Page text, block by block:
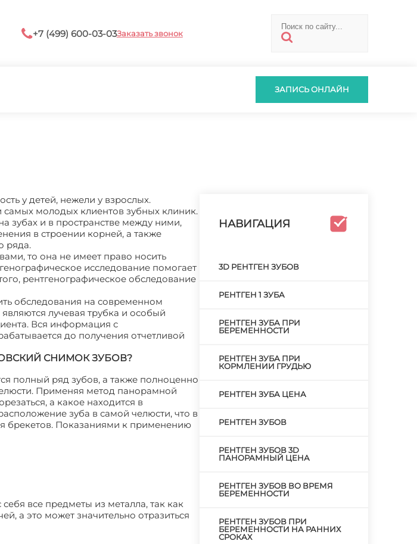
+7 (499) 600-03-03Заказать звонок
ЗАПИСЬ ОНЛАЙН
у детей, нежели у взрослых.
самых молодых клиентов зубных клиник.
зубах и в пространстве между ними,
в строении корней, а также
ряда.
то она не имеет право носить
исследование помогает
рентгенографическое обследование
обследования на современном
лучевая трубка и особый
Вся информация с
до получения отчетливой
СНИМОК ЗУБОВ?
полный ряд зубов, а также полноценно
Применяя метод панорамной
а какое находится в
зуба в самой челюсти, что в
брекетов. Показаниями к применению
все предметы из металла, так как
а это может значительно отразиться
НАВИГАЦИЯ
3D РЕНТГЕН ЗУБОВ
РЕНТГЕН 1 ЗУБА
РЕНТГЕН ЗУБА ПРИ
БЕРЕМЕННОСТИ
РЕНТГЕН ЗУБА ПРИ
КОРМЛЕНИИ ГРУДЬЮ
РЕНТГЕН ЗУБА ЦЕНА
РЕНТГЕН ЗУБОВ
РЕНТГЕН ЗУБОВ 3D
ПАНОРАМНЫЙ ЦЕНА
РЕНТГЕН ЗУБОВ ВО ВРЕМЯ
БЕРЕМЕННОСТИ
РЕНТГЕН ЗУБОВ ПРИ
БЕРЕМЕННОСТИ НА РАННИХ
СРОКАХ